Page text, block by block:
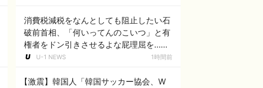
消費税減税をなんとしても阻止したい石
破前首相、「何いってんのこいつ」と有
権者をドン引きさせるよな屁理屈を……
U-1 NEWS 1時間前
【激震】韓国人「韓国サッカー協会、W